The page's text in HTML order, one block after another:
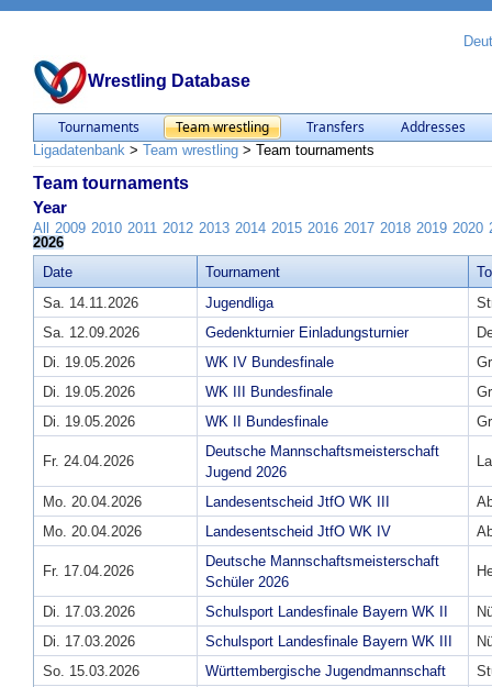
Wrestling Database
Tournaments Team wrestling Transfers Addresses
Ligadatenbank > Team wrestling > Team tournaments
Team tournaments
Year
All 2009 2010 2011 2012 2013 2014 2015 2016 2017 2018 2019 2020
2026
Date
Tournament
Sa. 14.11.2026
Jugendliga
Sa. 12.09.2026
Gedenkturnier Einladungsturnier
Di. 19.05.2026
WK IV Bundesfinale
Di. 19.05.2026
WK III Bundesfinale
Di. 19.05.2026
WK II Bundesfinale
Fr. 24.04.2026
Deutsche Mannschaftsmeisterschaft
Jugend 2026
Mo. 20.04.2026 Landesentscheid JtfO WK III
Mo. 20.04.2026
Landesentscheid JtfO WK IV
Fr. 17.04.2026
Deutsche Mannschaftsmeisterschaft
Schüler 2026
Di. 17.03.2026 Schulsport Landesfinale Bayern WK II
Di. 17.03.2026
Schulsport Landesfinale Bayern WK III
So. 15.03.2026
Württembergische Jugendmannschaft